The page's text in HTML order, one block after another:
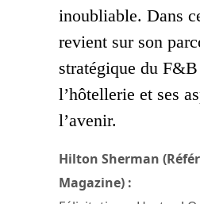
inoubliable. Dans
revient sur son
stratégique du F&B
l’hôtellerie et ses
l’avenir.
Hilton Sherman
Magazine) :